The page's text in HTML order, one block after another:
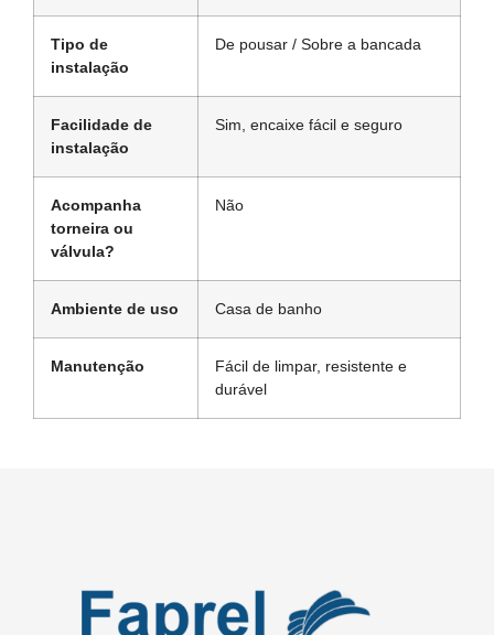
Tipo de
instalação
De pousar / Sobre a bancada
Facilidade de
instalação
Sim, encaixe fácil e seguro
Acompanha
torneira ou
válvula?
Não
Ambiente de uso Casa de banho
Manutenção
Fácil de limpar, resistente e
durável